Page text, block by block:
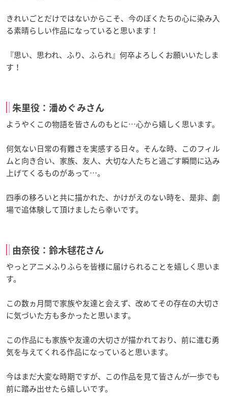
きれいごとだけではないからこそ、今のぼくたちの心に染み入
る素晴らしい作品になっていると思います！
『思い、思われ、ふり、ふられ』何卒よろしくお願いいたしま
す！
朱里役：潘めぐみさん
ようやくこの物語を皆さんのもとに…心から嬉しく思います。
何気ない日常の有難さを実感する日々。そんな時、このフィル
ムと向き合い、家族、友人、大切な人たちと過ごす瞬間に込み
上げてくるものがあって…。
四季の移ろいと共に描かれた、かけがえのない時を、是非、劇
場で追体験して頂けましたら幸いです。
由奈役：鈴木毬花さん
やっとアニメふりふらを皆様に届けられることを嬉しく思いま
す。
この数ヵ月間で家族や友達と会えず、改めてその存在の大切さ
に気づいた方も多かったと思います。
この作品にも家族や友達の大切さが描かれており、前に進む勇
気を与えてくれる作品になっていると思います。
今はまだ大変な時期ですが、この作品を見て皆さんが一歩でも
前に踏み出せたら嬉しいです。